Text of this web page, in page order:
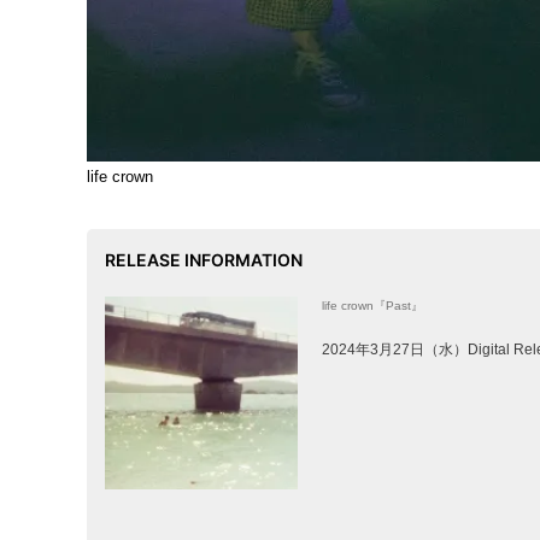
life crown
RELEASE INFORMATION
life crown『Past』
2024年3月27日（水）Digital